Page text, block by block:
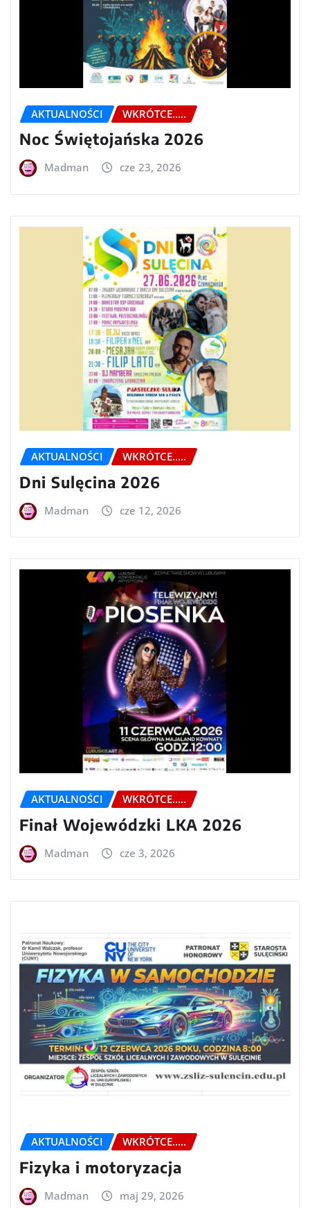
AKTUALNOŚCI WKRÓTCE.....
Noc Świętojańska 2026
Madman cze 23, 2026
AKTUALNOŚCI WKRÓTCE.....
Dni Sulęcina 2026
Madman cze 12, 2026
AKTUALNOŚCI WKRÓTCE.....
Finał Wojewódzki LKA 2026
Madman cze 3, 2026
AKTUALNOŚCI WKRÓTCE.....
Fizyka i motoryzacja
Madman maj 29, 2026